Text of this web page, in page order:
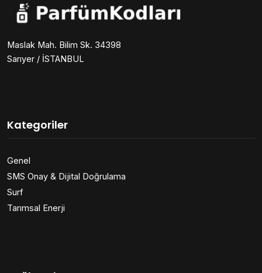
Maslak Mah. Bilim Sk. 34398
Sarıyer / İSTANBUL
Kategoriler
Genel
SMS Onay & Dijital Doğrulama
Surf
Tarımsal Enerji